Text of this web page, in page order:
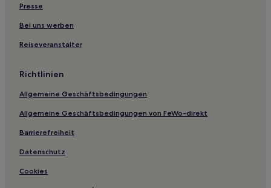
Gemeinde Maassluis: Hotels
Hotels nahe De Mesdag Collectie
Hellevoetsluis Hotels
Mariahoeve: Hotels
Gemeinde Nissewaard: Hotels
Leidschenveen-Ypenburg: Hotels
Hotels nahe Kunstmuseum Den Haag
Presse
Bei uns werben
Reiseveranstalter
Richtlinien
Allgemeine Geschäftsbedingungen
Allgemeine Geschäftsbedingungen von FeWo-direkt
Barrierefreiheit
Datenschutz
Cookies